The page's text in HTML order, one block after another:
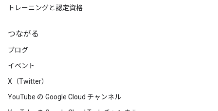
トレーニングと認定資格
つながる
ブログ
イベント
X（Twitter）
YouTube の Google Cloud チャンネル